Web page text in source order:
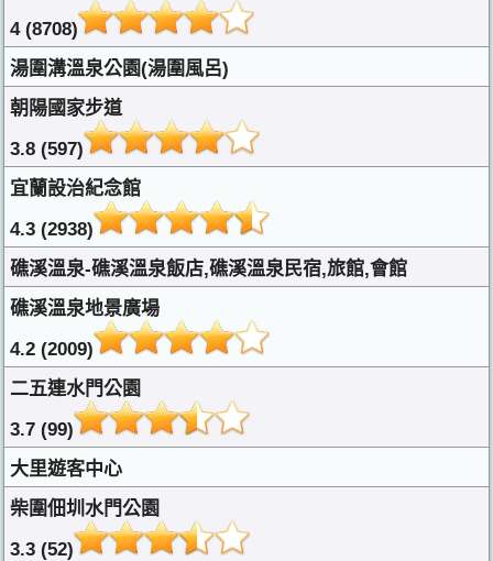
4 (8708)
湯圍溝溫泉公園(湯圍風呂)
朝陽國家步道
3.8 (597)
宜蘭設治紀念館
4.3 (2938)
礁溪溫泉-礁溪溫泉飯店,礁溪溫泉民宿,旅館,會館
礁溪溫泉地景廣場
4.2 (2009)
二五連水門公園
3.7 (99)
大里遊客中心
柴圍佃圳水門公園
3.3 (52)